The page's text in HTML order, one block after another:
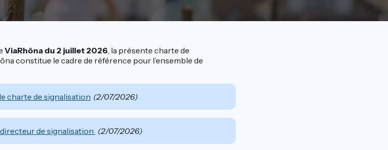
ViaRhôna du 2 juillet 2026, la présente charte de
constitue le cadre de référence pour l’ensemble de
charte de signalisation (2/07/2026)
de signalisation (2/07/2026)